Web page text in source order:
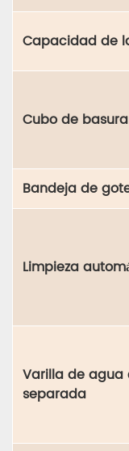
Capacidad de
Cubo de basura
Bandeja de
Limpieza
Varilla de agua
separada